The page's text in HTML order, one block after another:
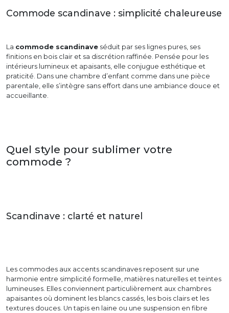
Commode scandinave : simplicité chaleureuse
La commode scandinave séduit par ses lignes pures, ses
finitions en bois clair et sa discrétion raffinée. Pensée pour les
intérieurs lumineux et apaisants, elle conjugue esthétique et
praticité. Dans une chambre d’enfant comme dans une pièce
parentale, elle s’intègre sans effort dans une ambiance douce et
accueillante.
Quel style pour sublimer votre
commode ?
Scandinave : clarté et naturel
Les commodes aux accents scandinaves reposent sur une
harmonie entre simplicité formelle, matières naturelles et teintes
lumineuses. Elles conviennent particulièrement aux chambres
apaisantes où dominent les blancs cassés, les bois clairs et les
textures douces. Un tapis en laine ou une suspension en fibre